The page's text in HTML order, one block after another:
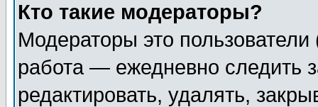
Кто такие модераторы?
Модераторы это
работа — ежедневно следить
редактировать, удалять,